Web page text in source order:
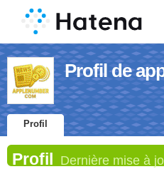
Profil de
Profil
Profil Dernière mise à